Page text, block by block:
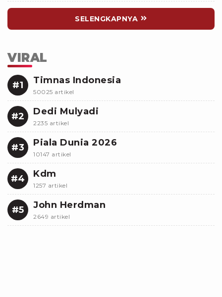
SELENGKAPNYA
VIRAL
#1 Timnas Indonesia
50025 artikel
#2 Dedi Mulyadi
2235 artikel
#3 Piala Dunia 2026
10147 artikel
#4 Kdm
1257 artikel
#5 John Herdman
2649 artikel